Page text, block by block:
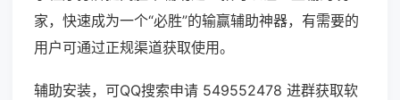
家，快速成为一个“必胜”的输赢辅助神器，有需要的
用户可通过正规渠道获取使用。
辅助安装，可QQ搜索申请 549552478 进群获取软